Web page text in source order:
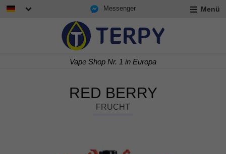
Messenger Menü
Vape Shop Nr. 1 in Europa
RED BERRY
FRUCHT